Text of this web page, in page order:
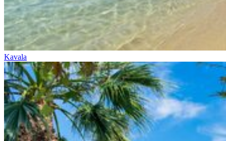
Kavala